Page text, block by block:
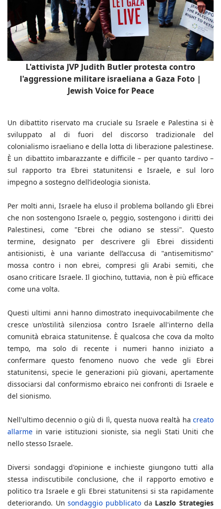
L'attivista JVP Judith Butler protesta contro
l'aggressione militare israeliana a Gaza Foto |
Jewish Voice for Peace
Un dibattito riservato ma cruciale su Israele e Palestina si è
sviluppato al di fuori del discorso tradizionale del
colonialismo israeliano e della lotta di liberazione palestinese.
È un dibattito imbarazzante e difficile – per quanto tardivo –
sul rapporto tra Ebrei statunitensi e Israele, e sul loro
impegno a sostegno dell’ideologia sionista.
Per molti anni, Israele ha eluso il problema bollando gli Ebrei
che non sostengono Israele o, peggio, sostengono i diritti dei
Palestinesi, come "Ebrei che odiano se stessi". Questo
termine, designato per descrivere gli Ebrei dissidenti
antisionisti, è una variante dell’accusa di "antisemitismo"
mossa contro i non ebrei, compresi gli Arabi semiti, che
osano criticare Israele. Il giochino, tuttavia, non è più efficace
come una volta.
Questi ultimi anni hanno dimostrato inequivocabilmente che
cresce un’ostilità silenziosa contro Israele all'interno della
comunità ebraica statunitense. È qualcosa che cova da molto
tempo, ma solo di recente i numeri hanno iniziato a
confermare questo fenomeno nuovo che vede gli Ebrei
statunitensi, specie le generazioni più giovani, apertamente
dissociarsi dal conformismo ebraico nei confronti di Israele e
del sionismo.
Nell'ultimo decennio o giù di lì, questa nuova realtà ha creato
allarme in varie istituzioni sioniste, sia negli Stati Uniti che
nello stesso Israele.
Diversi sondaggi d'opinione e inchieste giungono tutti alla
stessa indiscutibile conclusione, che il rapporto emotivo e
politico tra Israele e gli Ebrei statunitensi si sta rapidamente
deteriorando. Unsondaggio pubblicato da Laszlo Strategies